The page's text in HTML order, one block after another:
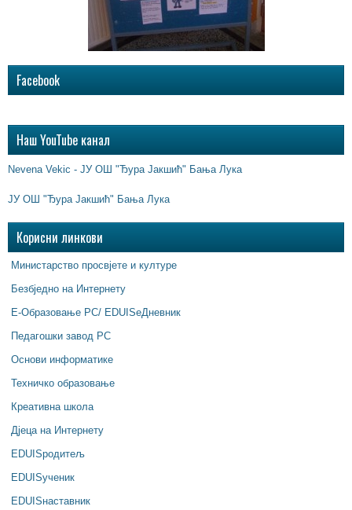
Facebook
Наш YouTube канал
Nevena Vekic - ЈУ ОШ "Ђура Јакшић" Бања Лука
ЈУ ОШ "Ђура Јакшић" Бања Лука
Корисни линкови
Министарство просвјете и културе
Безбједно на Интернету
Е-Образовање РС/ EDUISeДневник
Педагошки завод РС
Основи информатике
Техничко образовање
Креативна школа
Дјеца на Интернету
EDUISродитељ
EDUISученик
EDUISнаставник